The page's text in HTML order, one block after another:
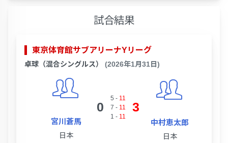
試合結果
東京体育館サブアリーナYリーグ
卓球（混合シングルス） (2026年1月31日)
宮川蒼馬
日本
0
5 - 11
7 - 11
1 - 11
3
中村恵太郎
日本